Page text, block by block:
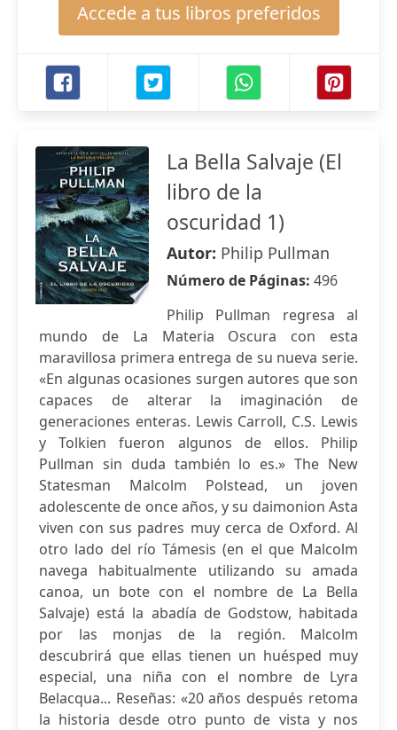
Accede a tus libros preferidos
La Bella Salvaje (El
libro de la
oscuridad 1)
Autor: Philip Pullman
Número de Páginas: 496
Philip Pullman regresa al
mundo de La Materia Oscura con esta
maravillosa primera entrega de su nueva serie.
«En algunas ocasiones surgen autores que son
capaces de alterar la imaginación de
generaciones enteras. Lewis Carroll, C.S. Lewis
y Tolkien fueron algunos de ellos. Philip
Pullman sin duda también lo es.» The New
Statesman Malcolm Polstead, un joven
adolescente de once años, y su daimonion Asta
viven con sus padres muy cerca de Oxford. Al
otro lado del río Támesis (en el que Malcolm
navega habitualmente utilizando su amada
canoa, un bote con el nombre de La Bella
Salvaje) está la abadía de Godstow, habitada
por las monjas de la región. Malcolm
descubrirá que ellas tienen un huésped muy
especial, una niña con el nombre de Lyra
Belacqua... Reseñas: «20 años después retoma
la historia desde otro punto de vista y nos